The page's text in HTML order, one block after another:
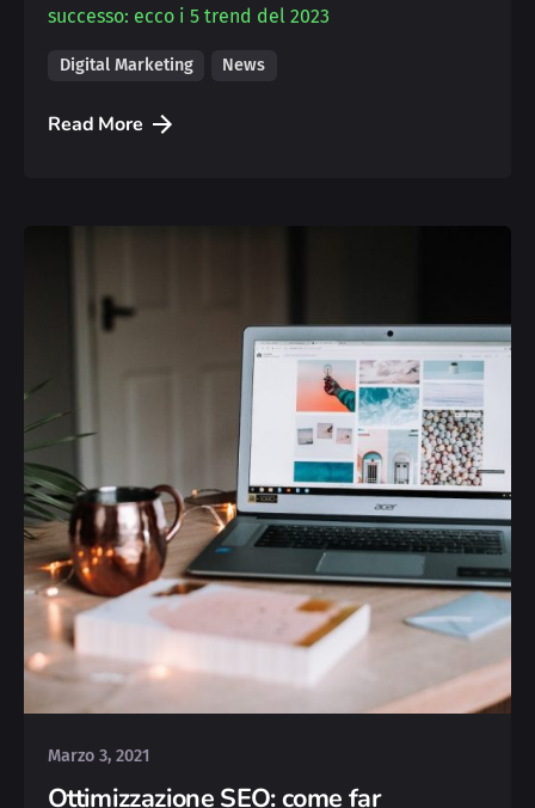
successo: ecco i 5 trend del 2023
Digital Marketing News
Read More
Deborah
Marzo 3, 2021
Ottimizzazione SEO: come far